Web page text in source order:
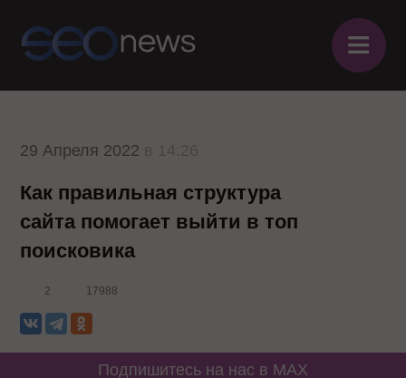
≡
29 Апреля 2022
Как правильная структура
сайта помогает выйти в топ
поисковика
2 17988
Подпишитесь на нас в MAX